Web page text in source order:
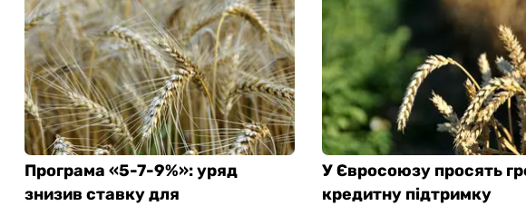
Програма «5-7-9%»: уряд
знизив ставку для
У Євросоюзу просять
кредитну підтримку